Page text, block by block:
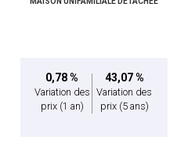
0,78 %
Variation des
prix (1 an)
43,07 %
Variation des
prix (5 ans)